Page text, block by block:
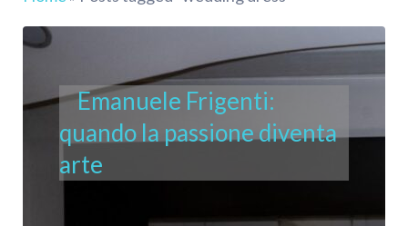
Emanuele Frigenti:
quando la passione diventa
arte